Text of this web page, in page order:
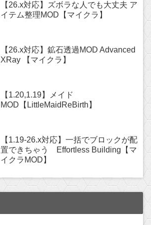
【26.x対応】ズボラな人でも大丈夫 ア
イテム整理MOD【マイクラ】
【26.x対応】鉱石透過MOD Advanced
XRay 【マイクラ】
【1.20,1.19】メイド
MOD【LittleMaidReBirth】
【1.19-26.x対応】一括でブロックが配
置できちゃう Effortless Building【マ
イクラMOD】